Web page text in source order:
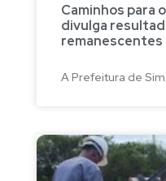
Caminhos para
divulga
remanescentes
A Prefeitura de